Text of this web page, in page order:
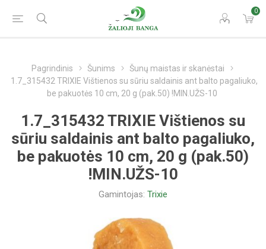
0
Pagrindinis Šunims
Šunų maistas ir skanėstai
1.7_315432 TRIXIE Vištienos su sūriu saldainis ant balto pagaliuko,
be pakuotės 10 cm, 20 g (pak.50) !MIN.UŽS-10
1.7_315432 TRIXIE Vištienos su
sūriu saldainis ant balto pagaliuko,
be pakuotės 10 cm, 20 g (pak.50)
!MIN.UŽS-10
Gamintojas: Trixie